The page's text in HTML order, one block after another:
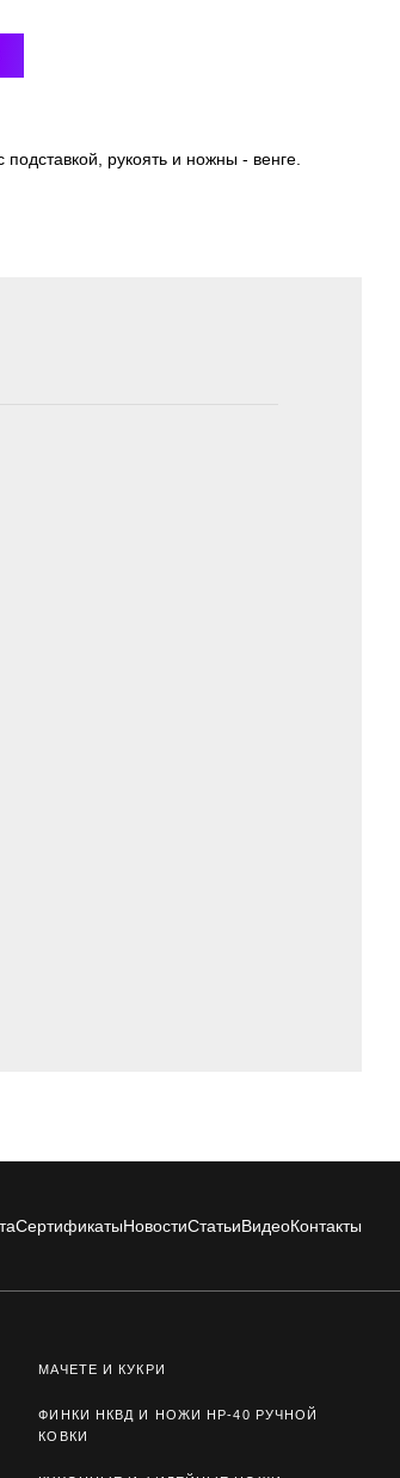
рукоять и ножны - венге.
СертификатыНовостиСтатьиВидеоКонтакты
МАЧЕТЕ И КУКРИ
ФИНКИ НКВД И НОЖИ НР-40 РУЧНОЙ
КОВКИ